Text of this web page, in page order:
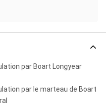
par Boart Longyear
par le marteau de Boart